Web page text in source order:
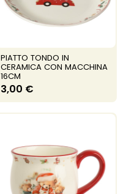
PIATTO TONDO IN
CERAMICA CON MACCHINA
16CM
3,00 €